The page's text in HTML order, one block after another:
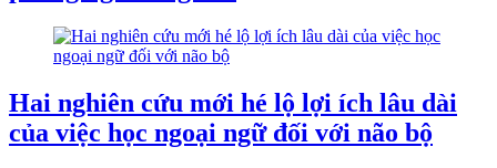
Hai nghiên cứu mới hé lộ lợi ích lâu dài
của việc học ngoại ngữ đối với não bộ